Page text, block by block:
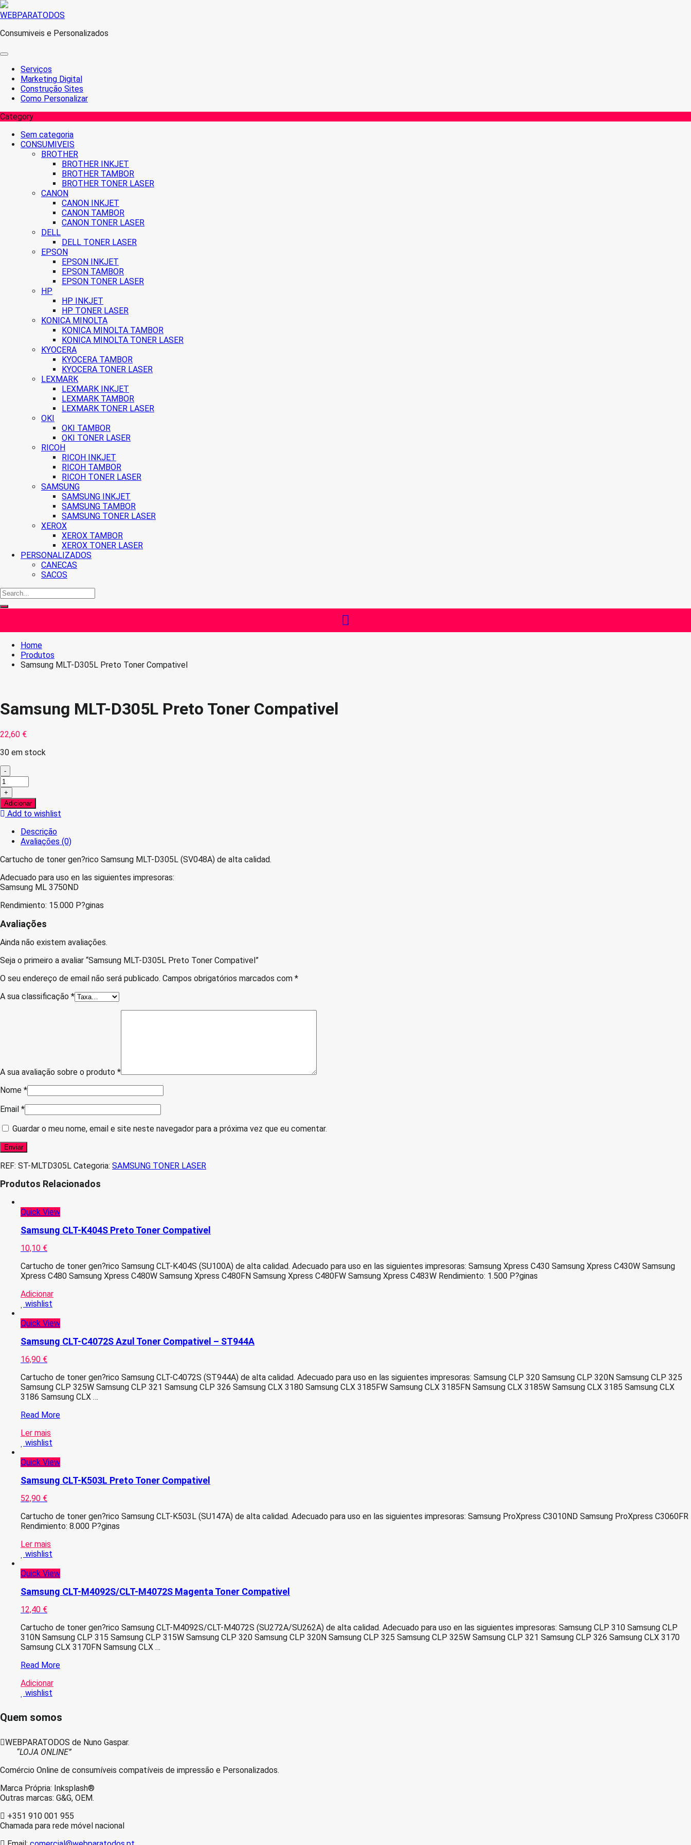
Skip
content
WEBPARATODOS
Consumiveis e Personalizados
Serviços
Marketing Digital
Construção Sites
Como Personalizar
Category
Sem categoria
CONSUMIVEIS
BROTHER
BROTHER INKJET
BROTHER TAMBOR
BROTHER TONER LASER
CANON
CANON INKJET
CANON TAMBOR
CANON TONER LASER
DELL
DELL TONER LASER
EPSON
EPSON INKJET
EPSON TAMBOR
EPSON TONER LASER
HP
HP INKJET
HP TONER LASER
KONICA MINOLTA
KONICA MINOLTA TAMBOR
KONICA MINOLTA TONER LASER
KYOCERA
KYOCERA TAMBOR
KYOCERA TONER LASER
LEXMARK
LEXMARK INKJET
LEXMARK TAMBOR
LEXMARK TONER LASER
OKI
OKI TAMBOR
OKI TONER LASER
RICOH
RICOH INKJET
RICOH TAMBOR
RICOH TONER LASER
SAMSUNG
SAMSUNG INKJET
SAMSUNG TAMBOR
SAMSUNG TONER LASER
XEROX
XEROX TAMBOR
XEROX TONER LASER
PERSONALIZADOS
CANECAS
SACOS
Home
Produtos
Samsung MLT-D305L Preto Toner Compativel
Samsung MLT-D305L Preto Toner Compativel
22,60 €
30 em stock
-
Quantidade
de
Samsung
MLT-
D305L
Preto
Toner
+
Adicionar
Add to wishlist
Descrição
Avaliações (0)
Cartucho de toner gen?rico Samsung MLT-D305L (SV048A) de alta calidad.
Adecuado para uso en las siguientes impresoras:
Samsung ML 3750ND
Rendimiento: 15.000 P?ginas
Avaliações
Ainda não existem avaliações.
Seja o primeiro a avaliar “Samsung MLT-D305L Preto Toner Compativel”
O seu endereço de email não será publicado. Campos obrigatórios marcados com *
A sua classificação *
A sua avaliação sobre o produto *
Nome *
Email *
Guardar o meu nome, email e site neste navegador para a próxima vez que eu comentar.
REF: ST-MLTD305L Categoria: SAMSUNG TONER LASER
Produtos Relacionados
Quick View
Samsung CLT-K404S Preto Toner Compativel
10,10 €
Cartucho de toner gen?rico Samsung CLT-K404S (SU100A) de alta calidad. Adecuado para uso en las siguientes impresoras: Samsung Xpress C430 Samsung Xpress C430W Samsung
Xpress C480 Samsung Xpress C480W Samsung Xpress C480FN Samsung Xpress C480FW Samsung Xpress C483W Rendimiento: 1.500 P?ginas
Adicionar
wishlist
Quick View
Samsung CLT-C4072S Azul Toner Compativel – ST944A
16,90 €
Cartucho de toner gen?rico Samsung CLT-C4072S (ST944A) de alta calidad. Adecuado para uso en las siguientes impresoras: Samsung CLP 320 Samsung CLP 320N Samsung CLP 325
Samsung CLP 325W Samsung CLP 321 Samsung CLP 326 Samsung CLX 3180 Samsung CLX 3185FW Samsung CLX 3185FN Samsung CLX 3185W Samsung CLX 3185 Samsung CLX
3186 Samsung CLX …
Samsung
C4072S
Azul
Compativel
ST944A
Read More
Ler mais
wishlist
Quick View
Samsung CLT-K503L Preto Toner Compativel
52,90 €
Cartucho de toner gen?rico Samsung CLT-K503L (SU147A) de alta calidad. Adecuado para uso en las siguientes impresoras: Samsung ProXpress C3010ND Samsung ProXpress C3060FR
Rendimiento: 8.000 P?ginas
Ler mais
wishlist
Quick View
Samsung CLT-M4092S/CLT-M4072S Magenta Toner Compativel
12,40 €
Cartucho de toner gen?rico Samsung CLT-M4092S/CLT-M4072S (SU272A/SU262A) de alta calidad. Adecuado para uso en las siguientes impresoras: Samsung CLP 310 Samsung CLP
310N Samsung CLP 315 Samsung CLP 315W Samsung CLP 320 Samsung CLP 320N Samsung CLP 325 Samsung CLP 325W Samsung CLP 321 Samsung CLP 326 Samsung CLX 3170
Samsung CLX 3170FN Samsung CLX …
Samsung
M4092S/CLT-
M4072S
Toner
Compativel
Read More
Adicionar
wishlist
Quem somos
WEBPARATODOS de Nuno Gaspar.
“LOJA ONLINE”
Comércio Online de consumíveis compatíveis de impressão e Personalizados.
Marca Própria: Inksplash®
Outras marcas: G&G, OEM.
+351 910 001 955
Chamada para rede móvel nacional